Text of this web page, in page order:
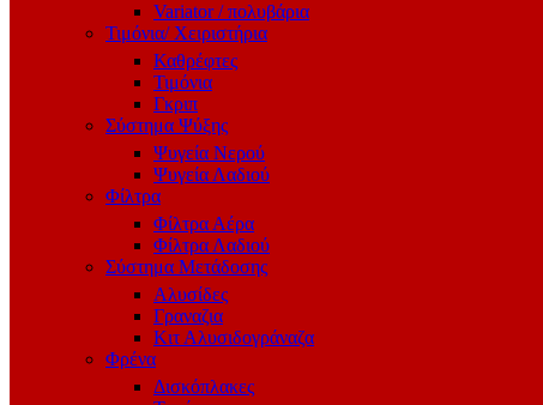
Variator / πολυβάρια
Τιμόνια/ Χειριστήρια
Καθρέφτες
Τιμόνια
Γκριπ
Σύστημα Ψύξης
Ψυγεία Νερού
Ψυγεία Λαδιού
Φίλτρα
Φίλτρα Αέρα
Φίλτρα Λαδιού
Σύστημα Μετάδοσης
Αλυσίδες
Γραναζια
Κιτ Αλυσιδογράναζα
Φρένα
Δισκόπλακες